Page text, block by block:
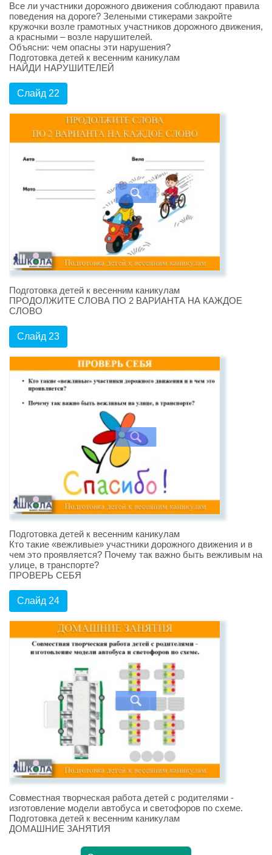
Все ли участники дорожного движения соблюдают правила
поведения на дороге? Зелеными стикерами закройте
кружочки возле грамотных участников дорожного движения,
а красными – возле нарушителей.
Объясни: чем опасны эти нарушения?
Подготовка детей к весенним каникулам
НАЙДИ НАРУШИТЕЛЕЙ
Слайд 22
Подготовка детей к весенним каникулам
ПРОДОЛЖИТЕ СЛОВА ПО 2 ВАРИАНТА НА КАЖДОЕ
СЛОВО
Слайд 23
Подготовка детей к весенним каникулам
Кто такие «вежливые» участники дорожного движения и в
чем это проявляется? Почему так важно быть вежливым на
улице, в транспорте?
ПРОВЕРЬ СЕБЯ
Слайд 24
Совместная творческая работа детей с родителями -
изготовление модели автобуса и светофоров по схеме.
Подготовка детей к весенним каникулам
ДОМАШНИЕ ЗАНЯТИЯ